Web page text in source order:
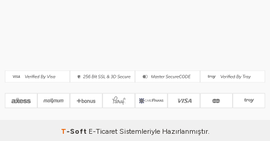
T-Soft E-TicaretSistemleriyle Hazırlanmıştır.